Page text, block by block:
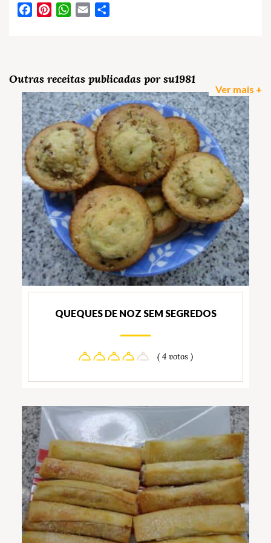
FacebookPinterestWhatsApp
Email
Outras receitas publicadas por su1981
Ver mais +
QUEQUES DE NOZ SEM SEGREDOS
( 4 votos )